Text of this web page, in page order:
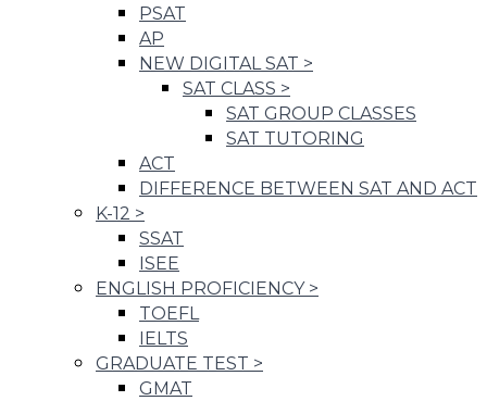
PSAT
AP
NEW DIGITAL SAT >
SAT CLASS >
SAT GROUP CLASSES
SAT TUTORING
ACT
DIFFERENCE BETWEEN SAT AND ACT
K-12 >
SSAT
ISEE
ENGLISH PROFICIENCY >
TOEFL
IELTS
GRADUATE TEST >
GMAT